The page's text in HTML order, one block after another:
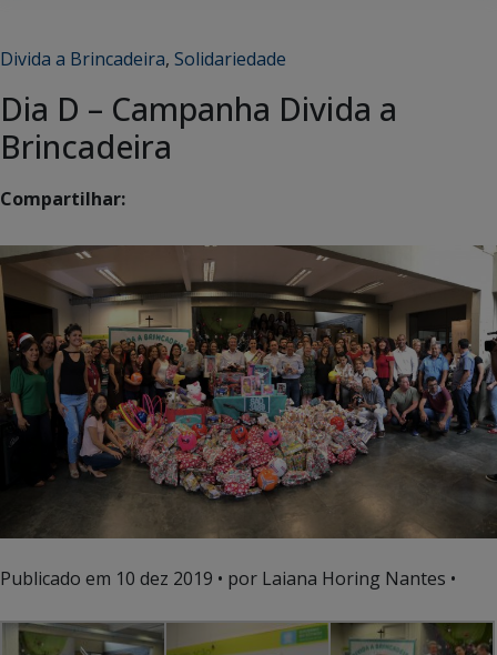
Divida a Brincadeira, Solidariedade
Dia D – Campanha Divida a
Brincadeira
Compartilhar:
Publicado em 10 dez 2019 • por Laiana Horing Nantes •